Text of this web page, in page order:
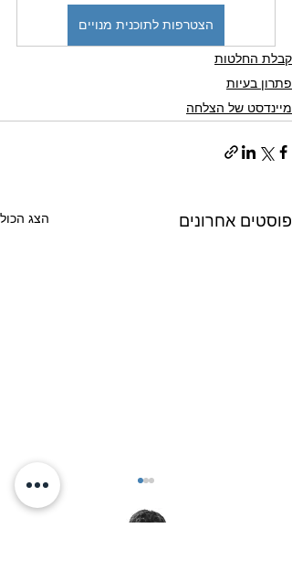
הצטרפות לתוכנית מנויים
קבלת החלטות
פתרון בעיות
מיינדסט של הצלחה
פוסטים אחרונים הצג הכול